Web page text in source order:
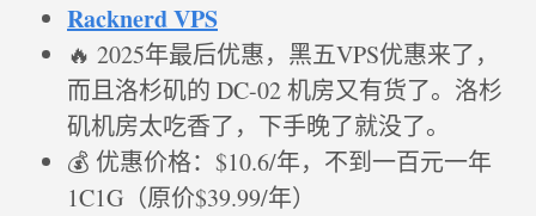
Racknerd VPS
🔥 2025年最后优惠，黑五VPS优惠来了，
而且洛杉矶的 DC-02 机房又有货了。洛杉
矶机房太吃香了，下手晚了就没了。
💰 优惠价格：$10.6/年，不到一百元一年
1C1G（原价$39.99/年）